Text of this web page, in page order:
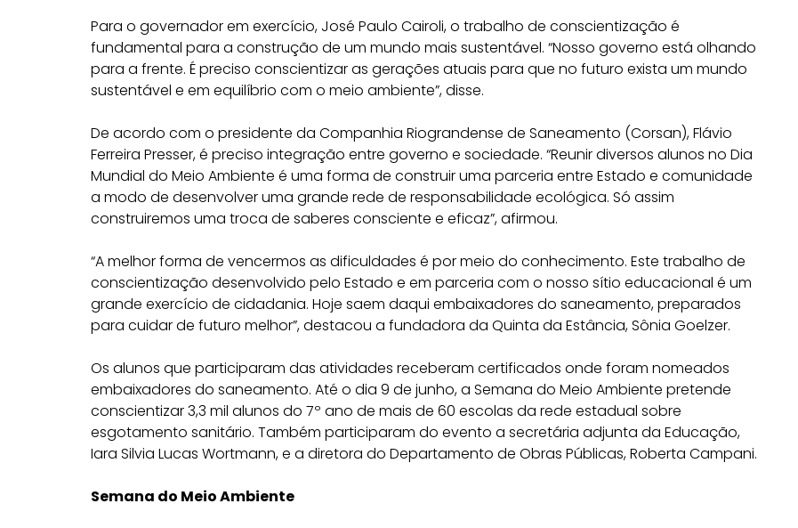
Para o governador em exercício, José Paulo Cairoli, o trabalho de conscientização é
fundamental para a construção de um mundo mais sustentável. “Nosso governo está olhando
para a frente. É preciso conscientizar as gerações atuais para que no futuro exista um mundo
sustentável e em equilíbrio com o meio ambiente”, disse.
De acordo com o presidente da Companhia Riograndense de Saneamento (Corsan), Flávio
Ferreira Presser, é preciso integração entre governo e sociedade. “Reunir diversos alunos no Dia
Mundial do Meio Ambiente é uma forma de construir uma parceria entre Estado e comunidade
a modo de desenvolver uma grande rede de responsabilidade ecológica. Só assim
construiremos uma troca de saberes consciente e eficaz”, afirmou.
“A melhor forma de vencermos as dificuldades é por meio do conhecimento. Este trabalho de
conscientização desenvolvido pelo Estado e em parceria com o nosso sítio educacional é um
grande exercício de cidadania. Hoje saem daqui embaixadores do saneamento, preparados
para cuidar de futuro melhor”, destacou a fundadora da Quinta da Estância, Sônia Goelzer.
Os alunos que participaram das atividades receberam certificados onde foram nomeados
embaixadores do saneamento. Até o dia 9 de junho, a Semana do Meio Ambiente pretende
conscientizar 3,3 mil alunos do 7º ano de mais de 60 escolas da rede estadual sobre
esgotamento sanitário. Também participaram do evento a secretária adjunta da Educação,
Iara Silvia Lucas Wortmann, e a diretora do Departamento de Obras Públicas, Roberta Campani.
Semana do Meio Ambiente